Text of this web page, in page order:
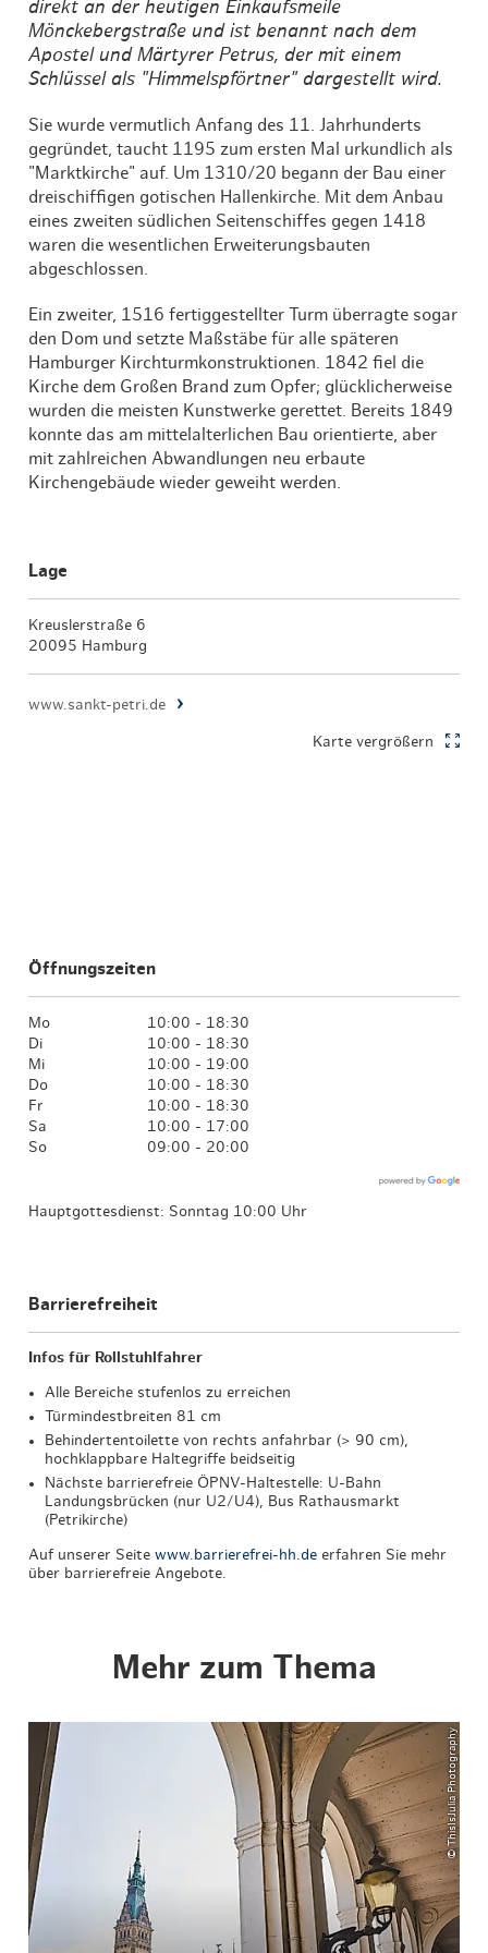
direkt an der heutigen Einkaufsmeile
Mönckebergstraße und ist benannt nach dem
Apostel und Märtyrer Petrus, der mit einem
Schlüssel als "Himmelspförtner" dargestellt wird.
Sie wurde vermutlich Anfang des 11. Jahrhunderts
gegründet, taucht 1195 zum ersten Mal urkundlich als
"Marktkirche" auf. Um 1310/20 begann der Bau einer
dreischiffigen gotischen Hallenkirche. Mit dem Anbau
eines zweiten südlichen Seitenschiffes gegen 1418
waren die wesentlichen Erweiterungsbauten
abgeschlossen.
Ein zweiter, 1516 fertiggestellter Turm überragte sogar
den Dom und setzte Maßstäbe für alle späteren
Hamburger Kirchturmkonstruktionen. 1842 fiel die
Kirche dem Großen Brand zum Opfer; glücklicherweise
wurden die meisten Kunstwerke gerettet. Bereits 1849
konnte das am mittelalterlichen Bau orientierte, aber
mit zahlreichen Abwandlungen neu erbaute
Kirchengebäude wieder geweiht werden.
Lage
Kreuslerstraße 6
20095 Hamburg
www.sankt-petri.de
Karte vergrößern
Öffnungszeiten
Mo
10:00 - 18:30
Di
10:00 - 18:30
Mi
10:00 - 19:00
Do
10:00 - 18:30
Fr
10:00 - 18:30
Sa
10:00 - 17:00
So
09:00 - 20:00
Hauptgottesdienst: Sonntag 10:00 Uhr
Barrierefreiheit
Infos für Rollstuhlfahrer
Alle Bereiche stufenlos zu erreichen
Türmindestbreiten 81 cm
Behindertentoilette von rechts anfahrbar (> 90 cm),
hochklappbare Haltegriffe beidseitig
Nächste barrierefreie ÖPNV-Haltestelle: U-Bahn
Landungsbrücken (nur U2/U4), Bus Rathausmarkt
(Petrikirche)
Auf unserer Seitewww.barrierefrei-hh.de erfahren Sie mehr
über barrierefreie Angebote.
Mehr zum Thema
© ThisIsJulia Photography